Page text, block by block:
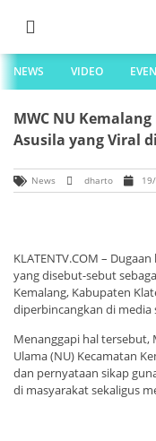
NEWS VIDEO
MWC NU
Asusila yang Viral
News dharto
KLATENTV.COM –
yang disebut-sebut
Kemalang, Kabupaten
diperbincangkan di media
Menanggapi hal tersebut,
Ulama (NU) Kecamatan
dan pernyataan sikap
di masyarakat sekaligus